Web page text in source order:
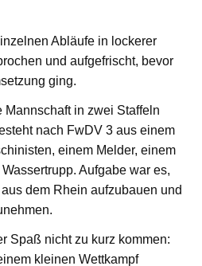
Abläufe in lockerer
und aufgefrischt, bevor
ging.
in zwei Staffeln
nach FwDV 3 aus einem
einem Melder, einem
Aufgabe war es,
dem Rhein aufzubauen und
Spaß nicht zu kurz kommen:
kleinen Wettkampf